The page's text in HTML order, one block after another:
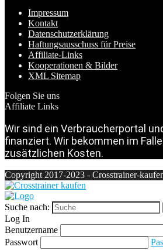
Impressum
Kontakt
Datenschutzerklärung
Haftungsausschuss für Preise
Affiliate-Links
Kooperationen & Bilder
XML Sitemap
Folgen Sie uns
Affiliate Links
Wir sind ein Verbraucherportal
finanziert. Wir bekommen im
zusätzlichen Kosten.
Copyright 2017-2023 - Crosstrainer-
Suche nach:
Log In
Benutzername
Passwort